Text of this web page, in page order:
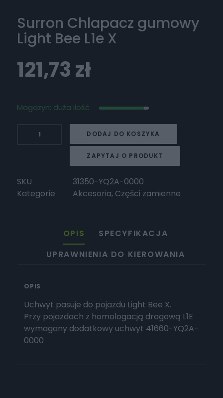
Surron Chlapacz gumowy
Light Bee L1e X
121,73zł
Magazyn: duża ilość
Light
Bee
DODAJ DO KOSZYKA
ZAPYTAJ O PRODUKT
SKU
31350-YQ2A-0000
Kategorie
Akcesoria, Części zamienne
OPIS
SPECYFIKACJA
UPRAWNIENIA DO KIEROWANIA
OPIS
Uchwyt pasuje do pojazdu Light Bee X.
Przy pojazdach z homologacją drogową L1E
wymagany dodatkowy uchwyt 41660-YQ2A-
0000